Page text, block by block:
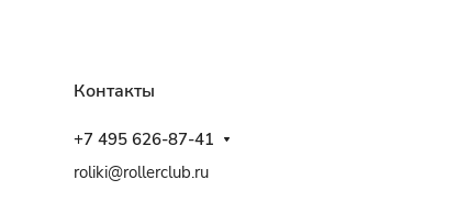
Контакты
+7 495 626-87-41
roliki@rollerclub.ru